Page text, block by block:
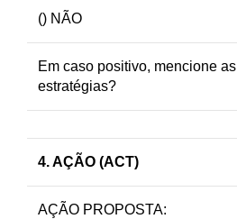
() NÃO
Em caso positivo, mencione
estratégias?
4. AÇÃO (ACT)
AÇÃO PROPOSTA: